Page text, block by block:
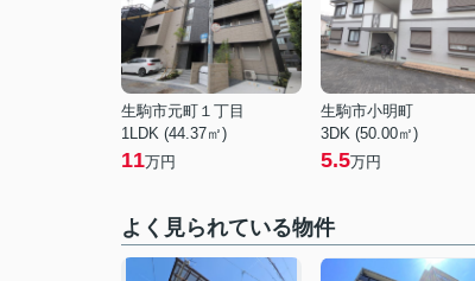
生駒市元町１丁目
1LDK (44.37㎡)
11万円
生駒市小明町
3DK (50.00㎡)
5.5万円
よく見られている物件